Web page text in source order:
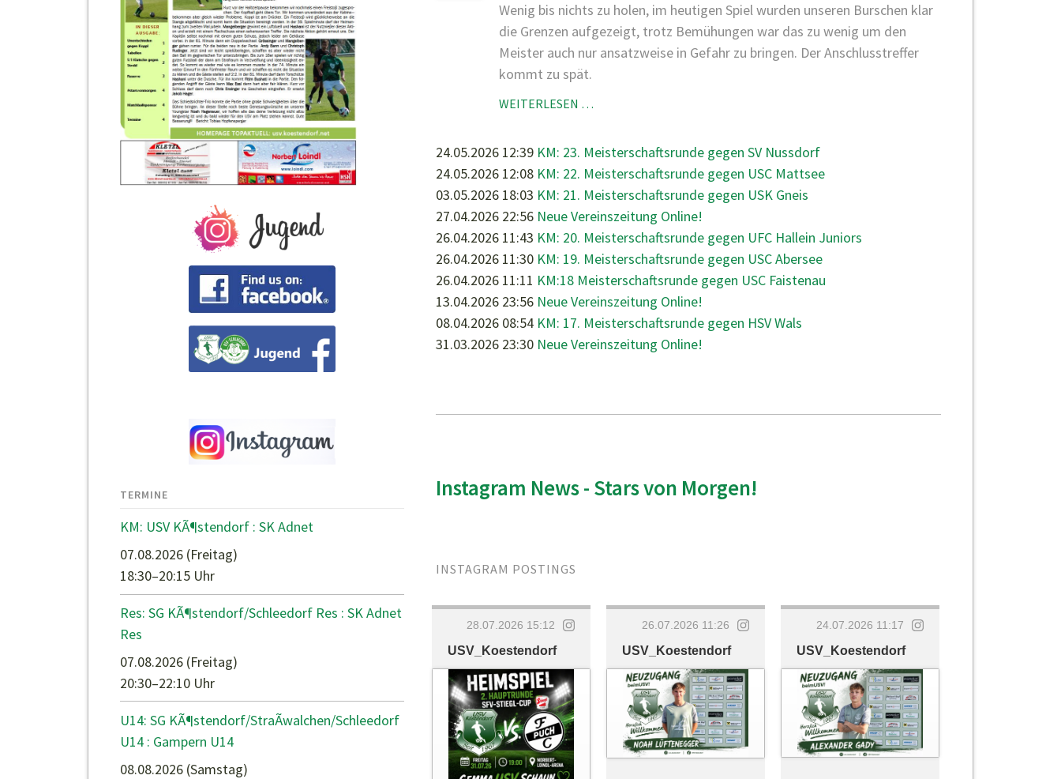
Wenig bis nichts zu holen, im heutigen Spiel wurden unseren Burschen klar
die Grenzen aufgezeigt, trotz Bemühungen war das zu wenig um den
Meister auch nur ansatzweise in Gefahr zu bringen. Der Anschlusstreffer
kommt zu spät.
WEITERLESEN …
GEGEN
1.OBERALMER
SV
24.05.2026 12:39 KM: 23. Meisterschaftsrunde gegen SV Nussdorf
24.05.2026 12:08 KM: 22. Meisterschaftsrunde gegen USC Mattsee
03.05.2026 18:03 KM: 21. Meisterschaftsrunde gegen USK Gneis
27.04.2026 22:56 Neue Vereinszeitung Online!
26.04.2026 11:43 KM: 20. Meisterschaftsrunde gegen UFC Hallein Juniors
26.04.2026 11:30 KM: 19. Meisterschaftsrunde gegen USC Abersee
26.04.2026 11:11 KM:18 Meisterschaftsrunde gegen USC Faistenau
13.04.2026 23:56 Neue Vereinszeitung Online!
08.04.2026 08:54 KM: 17. Meisterschaftsrunde gegen HSV Wals
31.03.2026 23:30 Neue Vereinszeitung Online!
Instagram News - Stars von Morgen!
INSTAGRAM POSTINGS
28.07.2026 15:12
USV_Koestendorf
26.07.2026 11:26
USV_Koestendorf
24.07.2026 11:17
USV_Koestendorf
TERMINE
KM: USV KÃ¶stendorf : SK Adnet
07.08.2026 (Freitag)
18:30–20:15 Uhr
Res: SG KÃ¶stendorf/Schleedorf Res : SK Adnet
Res
07.08.2026 (Freitag)
20:30–22:10 Uhr
U14: SG KÃ¶stendorf/StraÃwalchen/Schleedorf
U14 : Gampern U14
08.08.2026 (Samstag)